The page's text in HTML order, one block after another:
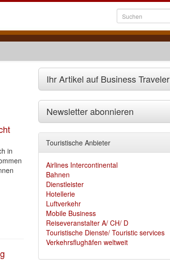
in
Ihr Artikel auf Business Traveler
Newsletter abonnieren
Touristische Anbieter
Airlines Intercontinental
Bahnen
Dienstleister
Hotellerie
Luftverkehr
Mobile Business
Reiseveranstalter A/ CH/ D
Touristische Dienste/ Touristic services
Verkehrsflughäfen weltweit